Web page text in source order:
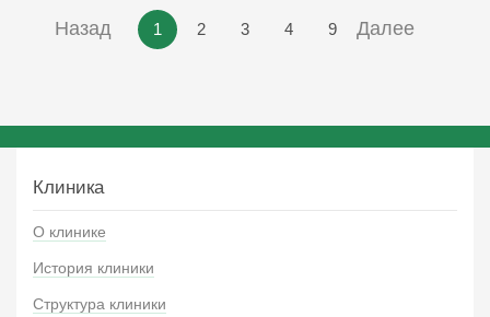
Назад 1 2 3 4 9 Далее
Клиника
О клинике
История клиники
Структура клиники